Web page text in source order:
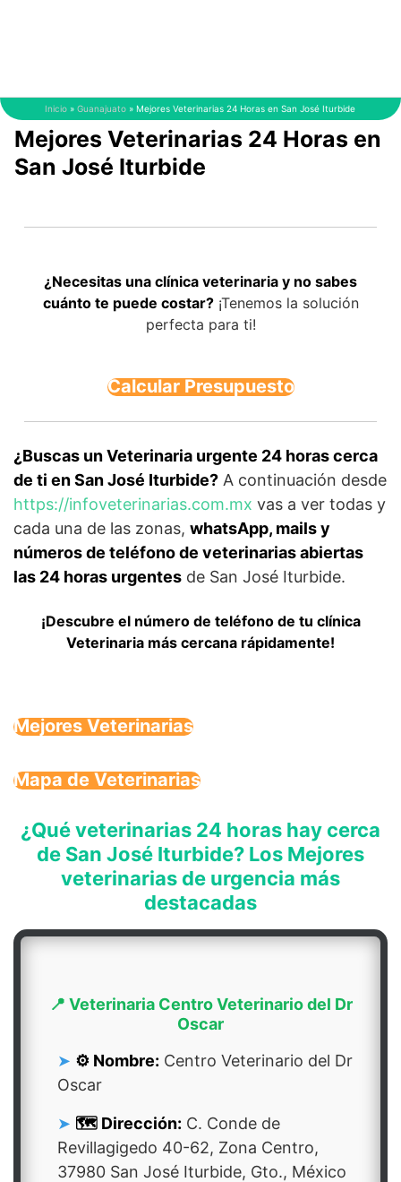
Inicio » Guanajuato » Mejores Veterinarias 24 Horas en San José Iturbide
Mejores Veterinarias 24 Horas en
San José Iturbide
¿Necesitas una clínica veterinaria y no sabes
cuánto te puede costar?¡Tenemos la solución
perfecta para ti!
Calcular Presupuesto
¿Buscas un Veterinaria urgente 24 horas cerca
de ti en San José Iturbide? A continuación desde
https://infoveterinarias.com.mx vas a ver todas y
cada una de las zonas, whatsApp, mails y
números de teléfono de veterinarias abiertas
las 24 horas urgentes de San José Iturbide.
¡Descubre el número de teléfono de tu clínica
Veterinaria más cercana rápidamente!
Mejores Veterinarias
Mapa de Veterinarias
¿Qué veterinarias 24 horas hay cerca
de San José Iturbide? Los Mejores
veterinarias de urgencia más
destacadas
📍 Veterinaria Centro Veterinario del Dr
Oscar
⚙️ Nombre: Centro Veterinario del Dr
Oscar
🗺️ Dirección: C. Conde de
Revillagigedo 40-62, Zona Centro,
37980 San José Iturbide, Gto., México